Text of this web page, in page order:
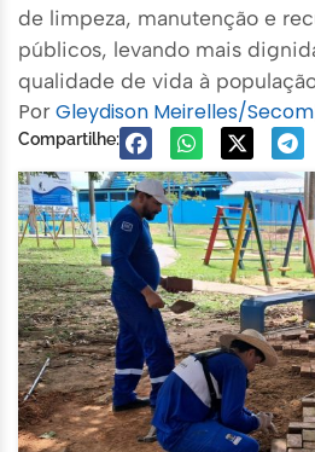
de limpeza, manutenção e
públicos, levando mais
qualidade de vida à
PorGleydison Meirelles/Secom
Compartilhe: